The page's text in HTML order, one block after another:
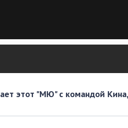
этот "МЮ" с командой